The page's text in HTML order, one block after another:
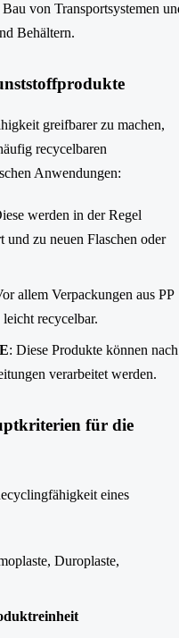
von Transportsystemen
Behältern.
greifbarer zu machen,
recycelbaren
Anwendungen:
werden in der Regel
und zu neuen Flaschen oder
allem Verpackungen aus PP
recycelbar.
: Diese Produkte können nach
verarbeitet werden.
für die
eines
Duroplaste,